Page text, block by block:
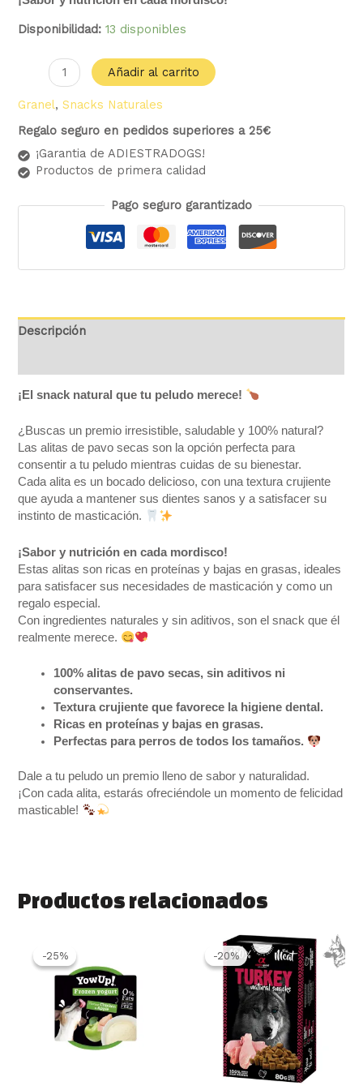
Disponibilidad: 13 disponibles
Añadir al carrito
Granel,Snacks Naturales
Regalo seguro en pedidos superiores a 25€
¡Garantia de ADIESTRADOGS!
Productos de primera calidad
Pago seguro garantizado
Descripción
¡El snack natural que tu peludo merece!
¿Buscas un premio irresistible, saludable y 100% natural?
Las alitas de pavo secas son la opción perfecta para
consentir a tu peludo mientras cuidas de su bienestar.
Cada alita es un bocado delicioso, con una textura crujiente
que ayuda a mantener sus dientes sanos y a satisfacer su
instinto de masticación.
¡Sabor y nutrición en cada mordisco!
Estas alitas son ricas en proteínas y bajas en grasas, ideales
para satisfacer sus necesidades de masticación y como un
regalo especial.
Con ingredientes naturales y sin aditivos, son el snack que él
realmente merece.
100% alitas de pavo secas, sin aditivos ni
conservantes.
Textura crujiente que favorece la higiene dental.
Ricas en proteínas y bajas en grasas.
Perfectas para perros de todos los tamaños.
Dale a tu peludo un premio lleno de sabor y naturalidad.
¡Con cada alita, estarás ofreciéndole un momento de felicidad
masticable!
Productos relacionados
-25%
-25%
original
era:
2.00 €.
actual
es:
1.50 €.
-20%
-20%
El
precio
original
era:
2.99 €.
El
precio
actual
es:
2.40 €.